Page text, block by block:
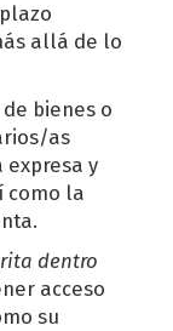
allá de lo
bienes o
as
y
como la
dentro
acceso
su